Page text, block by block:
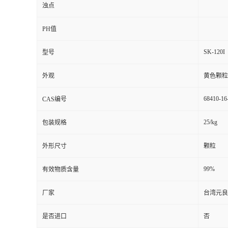
浊点
PH值
型号 SK-120I
外观 黄色颗粒
CAS编号 68410-
包装规格 25/kg
外形尺寸 颗粒
有效物质含量 99%
厂家 台湾元良
是否进口 否